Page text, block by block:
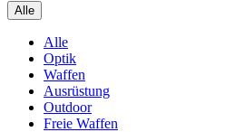
Alle
Alle
Optik
Waffen
Ausrüstung
Outdoor
Freie Waffen